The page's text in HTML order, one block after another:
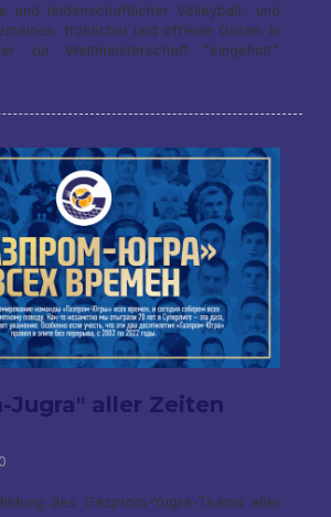
und leidenschaftlicher Volleyball- und
fröhlicher und offener Goran. In
zur Weltmeisterschaft "eingeholt".
Jugra" aller Zeiten
des Gazprom-Yugra-Teams aller